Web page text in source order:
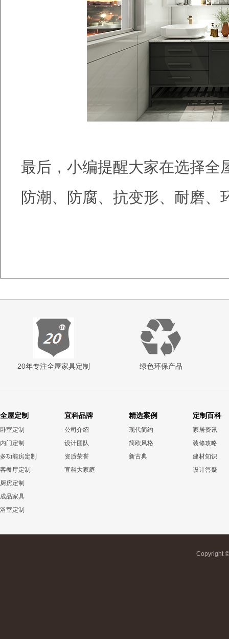
最后，小编提醒大家在选择全
防潮、防腐、抗变形、耐磨
20年专注全屋家具定制 绿色环保产品
全屋定制
卧室定制
内门定制
多功能房定制
客餐厅定制
厨房定制
成品家具
浴室定制
宜科品牌
公司介绍
设计团队
资质荣誉
宜科大家庭
精选案例
现代简约
简欧风格
新古典
定制百科
家居资讯
装修攻略
建材知识
设计答疑
Copyright